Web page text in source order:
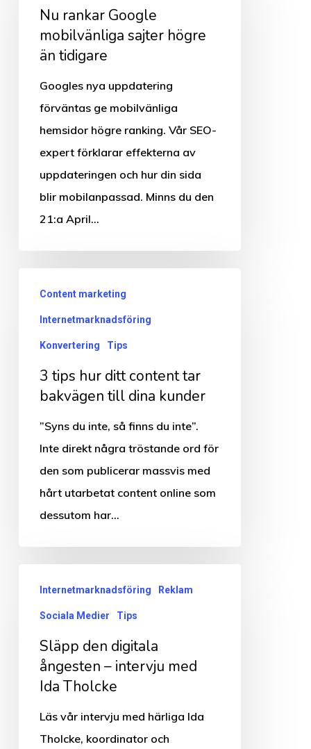
Google
mobilvänliga
sajter
högre
tidigare
Nu rankar Google
mobilvänliga sajter högre
än tidigare
Googles nya uppdatering
förväntas ge mobilvänliga
hemsidor högre ranking. Vår SEO-
expert förklarar effekterna av
uppdateringen och hur din sida
blir mobilanpassad. Minns du den
21:a April…
content
dina
kunder
Content marketing
Internetmarknadsföring
Konvertering Tips
3 tips hur ditt content tar
bakvägen till dina kunder
”Syns du inte, så finns du inte”.
Inte direkt några tröstande ord för
den som publicerar massvis med
hårt utarbetat content online som
dessutom har…
digitala
ångesten
intervju
Internetmarknadsföring Reklam
Sociala Medier Tips
Släpp den digitala
ångesten – intervju med
Ida Tholcke
Läs vår intervju med härliga Ida
Tholcke, koordinator och